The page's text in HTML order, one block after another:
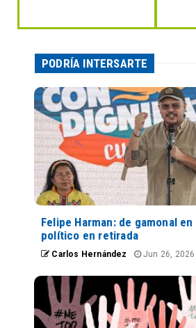
PODRÍA INTERSARTE
Felipe Harman: de gamonal
político en retirada
Carlos Hernández Jun 26, 2026